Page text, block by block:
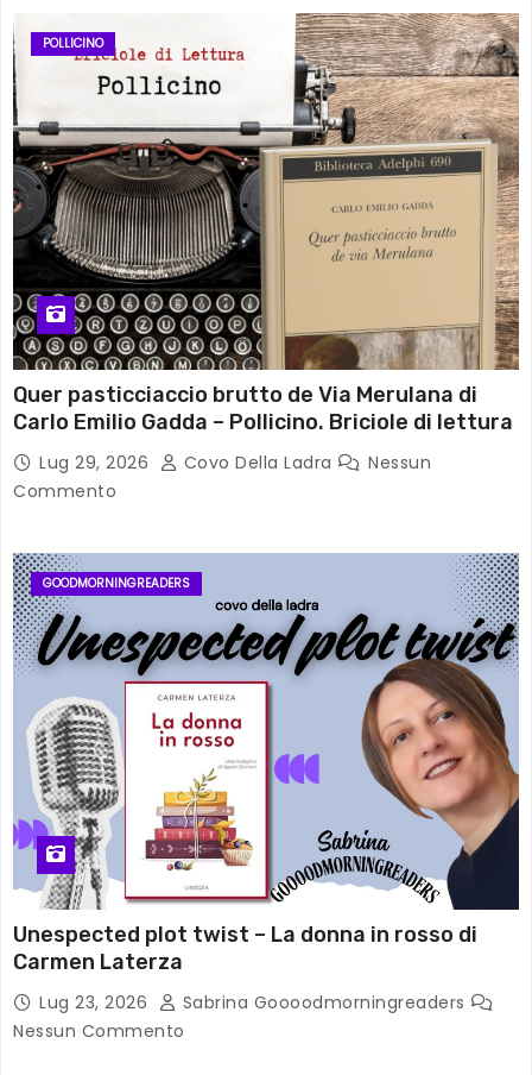
POLLICINO
Quer pasticciaccio brutto de Via Merulana di
Carlo Emilio Gadda – Pollicino. Briciole di lettura
Lug 29, 2026 Covo Della Ladra
Nessun
Commento
GOODMORNINGREADERS
Unespected plot twist – La donna in rosso di
Carmen Laterza
Lug 23, 2026
Sabrina Goooodmorningreaders
Nessun Commento